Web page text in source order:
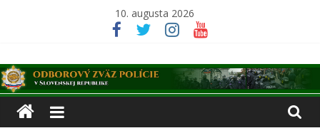
10. augusta 2026
Odborový
zväz